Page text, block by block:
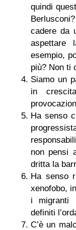
quindi
cadere da
aspettare
esempio,
più? Non ti
Siamo un
in
Ha senso
non pensi
dritta la
Ha senso
xenofobo,
i migranti
definiti
C’è un